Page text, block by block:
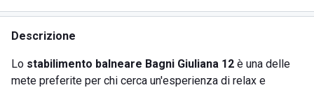
Descrizione
Lo stabilimento balneare Bagni Giuliana 12 è una delle
mete preferite per chi cerca un'esperienza di relax e